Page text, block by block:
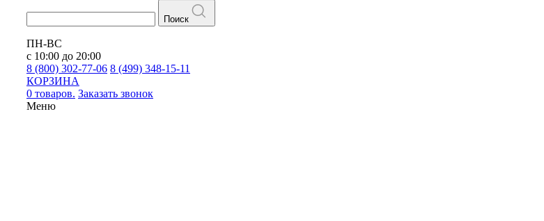
Поиск
ПН-ВС
с 10:00 до 20:00
8 (800) 302-77-06 8 (499) 348-15-11
КОРЗИНА
0 товаров. Заказать звонок
Меню